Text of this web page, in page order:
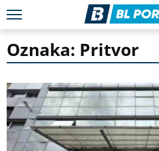
Oznaka: Pritvor